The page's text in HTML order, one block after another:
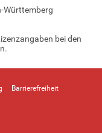
Württemberg
bei den
Barrierefreiheit